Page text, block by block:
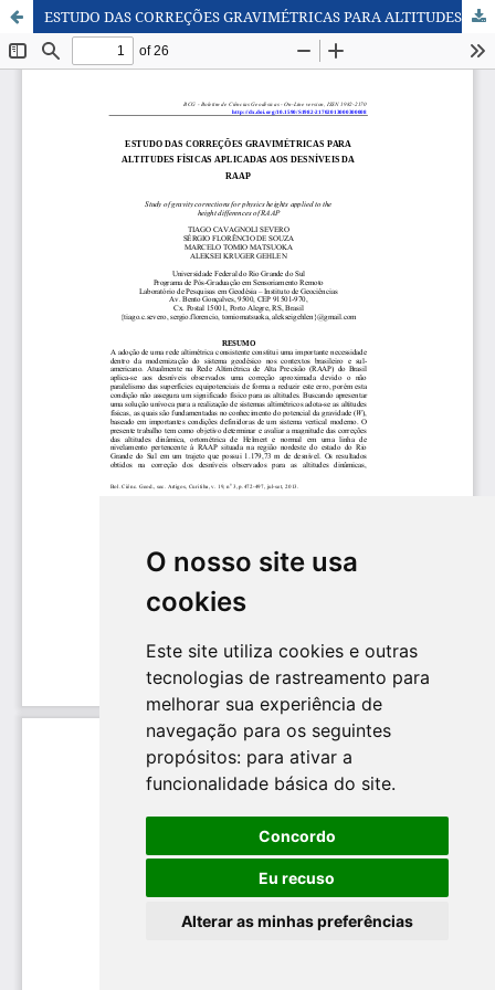
O nosso site usa
cookies
Este site utiliza cookies e outras
tecnologias de rastreamento para
melhorar sua experiência de
navegação para os seguintes
propósitos: para ativar a
funcionalidade básica do site.
Concordo
Eu recuso
Alterar as minhas preferências
ESTUDO DAS CORREÇÕES GRAVIMÉTRICAS PARA ALTITUDES FÍSICAS APLICADAS AOS DESNÍVEIS DA RAAP